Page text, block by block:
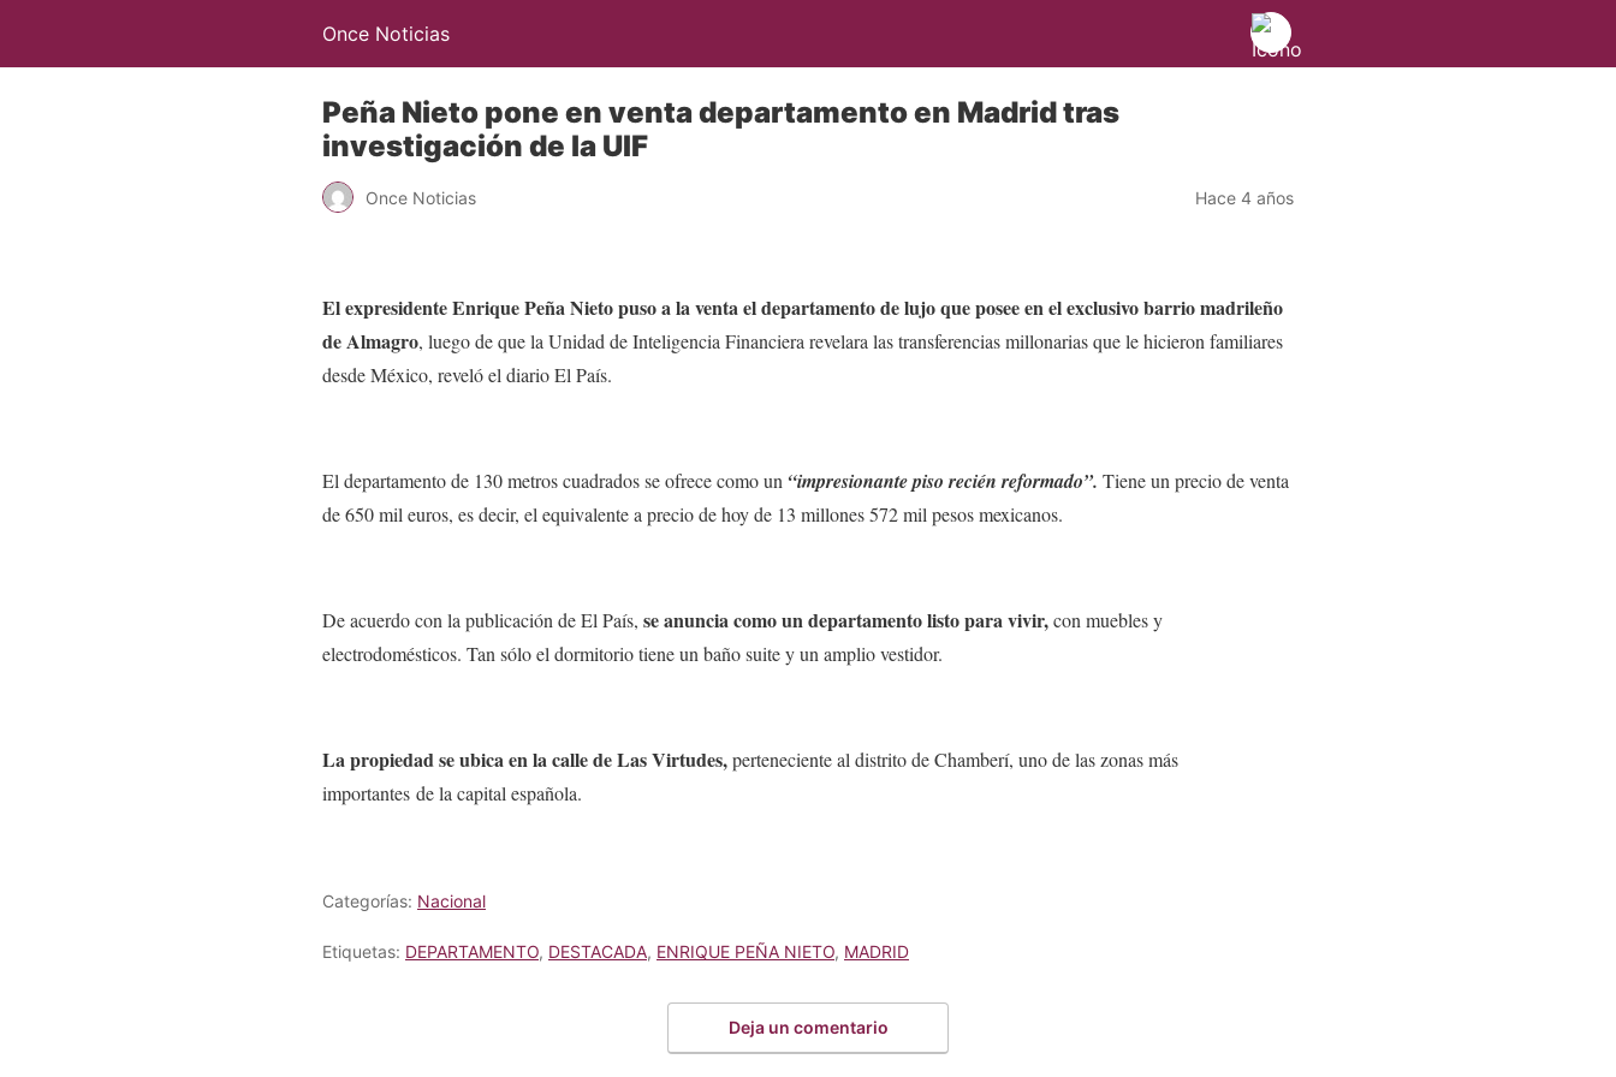
Once Noticias
Peña Nieto pone en venta departamento en Madrid tras
investigación de la UIF
Once Noticias Hace 4 años
El expresidente Enrique Peña Nieto puso a la venta el departamento de lujo que posee en el exclusivo barrio madrileño
de Almagro, luego de que la Unidad de Inteligencia Financiera revelara las transferencias millonarias que le hicieron familiares
desde México, reveló el diario El País.
El departamento de 130 metros cuadrados se ofrece como un “impresionante piso recién reformado”. Tiene un precio de venta
de 650 mil euros, es decir, el equivalente a precio de hoy de 13 millones 572 mil pesos mexicanos.
De acuerdo con la publicación de El País, se anuncia como un departamento listo para vivir,con muebles y
electrodomésticos. Tan sólo el dormitorio tiene un baño suite y un amplio vestidor.
La propiedad se ubica en la calle de Las Virtudes,perteneciente al distrito de Chamberí, uno de las zonas más
importantes de la capital española.
Categorías: Nacional
Etiquetas: DEPARTAMENTO, DESTACADA, ENRIQUE PEÑA NIETO, MADRID
Deja un comentario